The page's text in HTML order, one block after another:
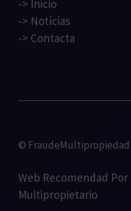
-> Inicio
-> Notícias
-> Contacta
© FraudeMultipropiedad
Web Recomendad Por
Multipropietario